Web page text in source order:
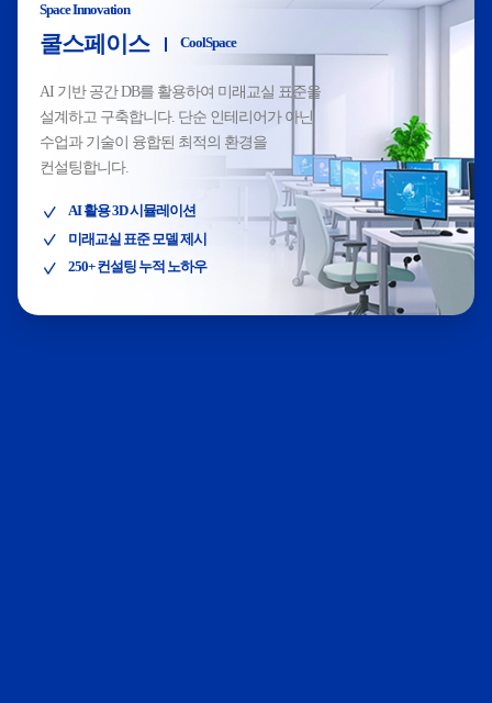
Space Innovation
쿨스페이스 CoolSpace
AI 기반 공간 DB를 활용하여 미래교실 표준을
설계하고 구축합니다. 단순 인테리어가 아닌
수업과 기술이 융합된 최적의 환경을
컨설팅합니다.
AI 활용 3D 시뮬레이션
미래교실 표준 모델 제시
250+ 컨설팅 누적 노하우